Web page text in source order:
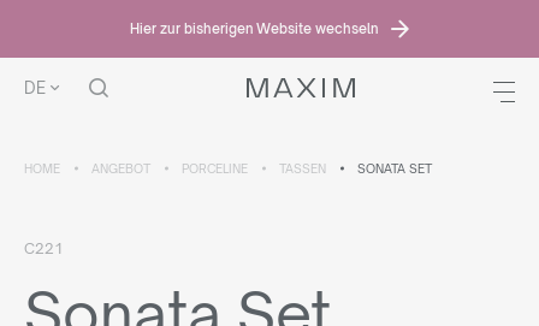
Hier zur bisherigen Website wechseln
DE
HOME ANGEBOT PORCELINE TASSEN SONATA SET
C221